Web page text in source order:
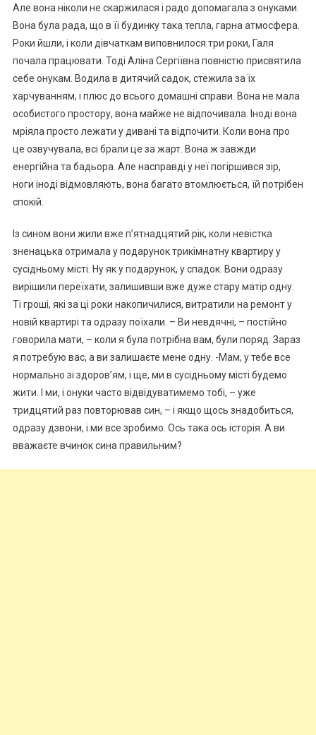
Але вона ніколи не скаржилася і радо допомагала з онуками.
Вона була рада, що в її будинку така тепла, гарна атмосфера.
Роки йшли, і коли дівчаткам виповнилося три роки, Галя
почала працювати. Тоді Аліна Сергіївна повністю присвятила
себе онукам. Водила в дитячий садок, стежила за їх
харчуванням, і плюс до всього домашні справи. Вона не мала
особистого простору, вона майже не відпочивала. Іноді вона
мріяла просто лежати у дивані та відпочити. Коли вона про
це озвучувала, всі брали це за жарт. Вона ж завжди
енергійна та бадьора. Але насправді у неї погіршився зір,
ноги іноді відмовляють, вона багато втомлюється, їй потрібен
спокій.
Із сином вони жили вже п’ятнадцятий рік, коли невістка
зненацька отримала у подарунок трикімнатну квартиру у
сусідньому місті. Ну як у подарунок, у спадок. Вони одразу
вирішили переїхати, залишивши вже дуже стару матір одну.
Ті гроші, які за ці роки накопичилися, витратили на ремонт у
новій квартирі та одразу поїхали. – Ви невдячні, – постійно
говорила мати, – коли я була потрібна вам, були поряд. Зараз
я потребую вас, а ви залишаєте мене одну. -Мам, у тебе все
нормально зі здоров’ям, і ще, ми в сусідньому місті будемо
жити. І ми, і онуки часто відвідуватимемо тобі, – уже
тридцятий раз повторював син, – і якщо щось знадобиться,
одразу дзвони, і ми все зробимо. Ось така ось історія. А ви
вважаєте вчинок сина правильним?